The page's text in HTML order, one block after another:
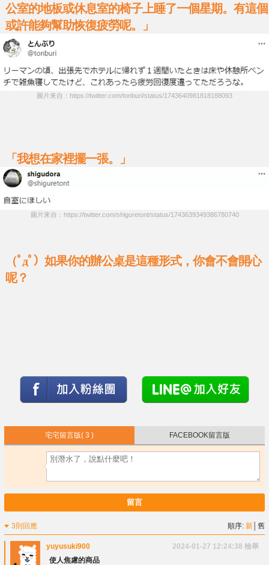
公室的地板或休息室的椅子上睡了一個星期。有這個
或許能夠幫助恢復疲勞呢。」
圖片來自：https://twitter.com/tonburi/status/1743640981818188093
「我想在家裡擺一張。」
圖片來自：https://twitter.com/shiguretont/status/1743639349386780740
（ﾟдﾟ）如果你的辦公桌是這種形式，你會不會開心
呢？
宅宅留言版( 3 ) FACEBOOK留言版
留言
3則回應 順序:新 │舊
yuyusuki900 2024-01-27 12:24:38 檢舉
使人焦慮的商品